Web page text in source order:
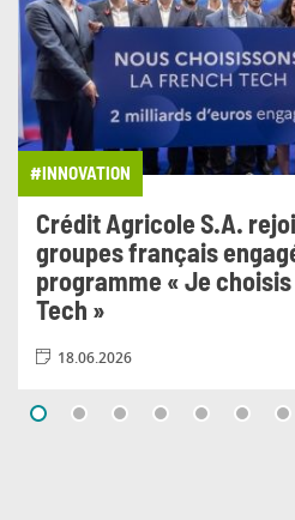
#INNOVATION
Crédit Agricole S.A.
groupes français
programme « Je choisis
Tech »
18.06.2026